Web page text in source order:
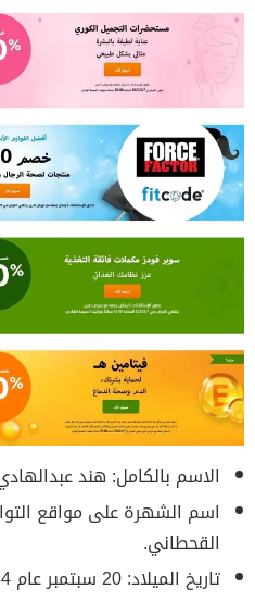
الاسم بالكامل: هند
اسم الشهرة على مواقع
القحطاني.
تاريخ الميلاد: 20 سبتمبر عام 1984م.